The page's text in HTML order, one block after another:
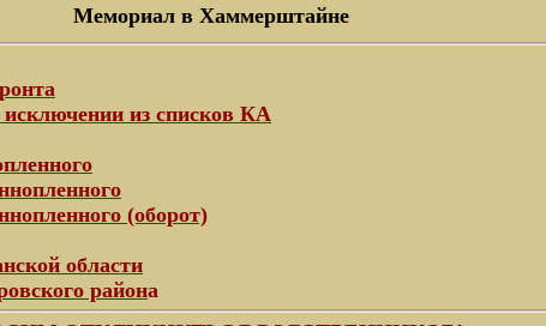
Мемориал в Хаммерштайне
из списков КА
(оборот)
области
района